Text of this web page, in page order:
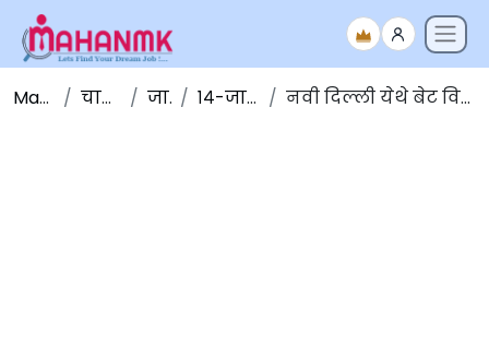
Maha NMK चालू घडामोडी जानेवारी १४-जानेवारी -२०२० नवी दिल्ली येथे बेट विकास मंडळाची ६ वी बैठक संपन्न